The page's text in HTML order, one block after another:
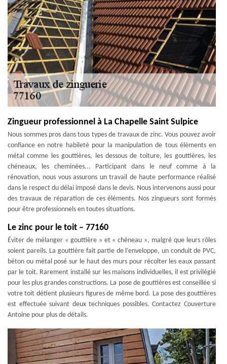
Zingueur professionnel à La Chapelle Saint Sulpice
Nous sommes pros dans tous types de travaux de zinc. Vous pouvez avoir
confiance en notre habileté pour la manipulation de tous éléments en
métal comme les gouttières, les dessous de toiture, les gouttières, les
chéneaux, les cheminées... Participant dans le neuf comme à la
rénovation, nous vous assurons un travail de haute performance réalisé
dans le respect du délai imposé dans le devis. Nous intervenons aussi pour
des travaux de réparation de ces éléments. Nos zingueurs sont formés
pour être professionnels en toutes situations.
Le zinc pour le toit – 77160
Éviter de mélanger « gouttière » et « chéneau », malgré que leurs rôles
soient pareils. La gouttière fait partie de l’enveloppe, un conduit de PVC,
béton ou métal posé sur le haut des murs pour récolter les eaux passant
par le toit. Rarement installé sur les maisons individuelles, il est privilégié
pour les plus grandes constructions. La pose de gouttières est conseillée si
votre toit détient plusieurs figures de même bord. La pose des gouttières
est effectuée suivant deux techniques possibles. Contactez Couverture
Antoine pour plus de détails.